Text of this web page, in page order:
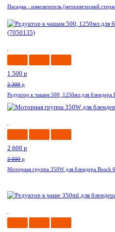
Насадка - измельчитель (металлический
1 500 p
2 300 p
Редуктор к чашам 500, 1250мл для
2 600 p
2 000 p
Моторная группа 350W для блендера Bosch